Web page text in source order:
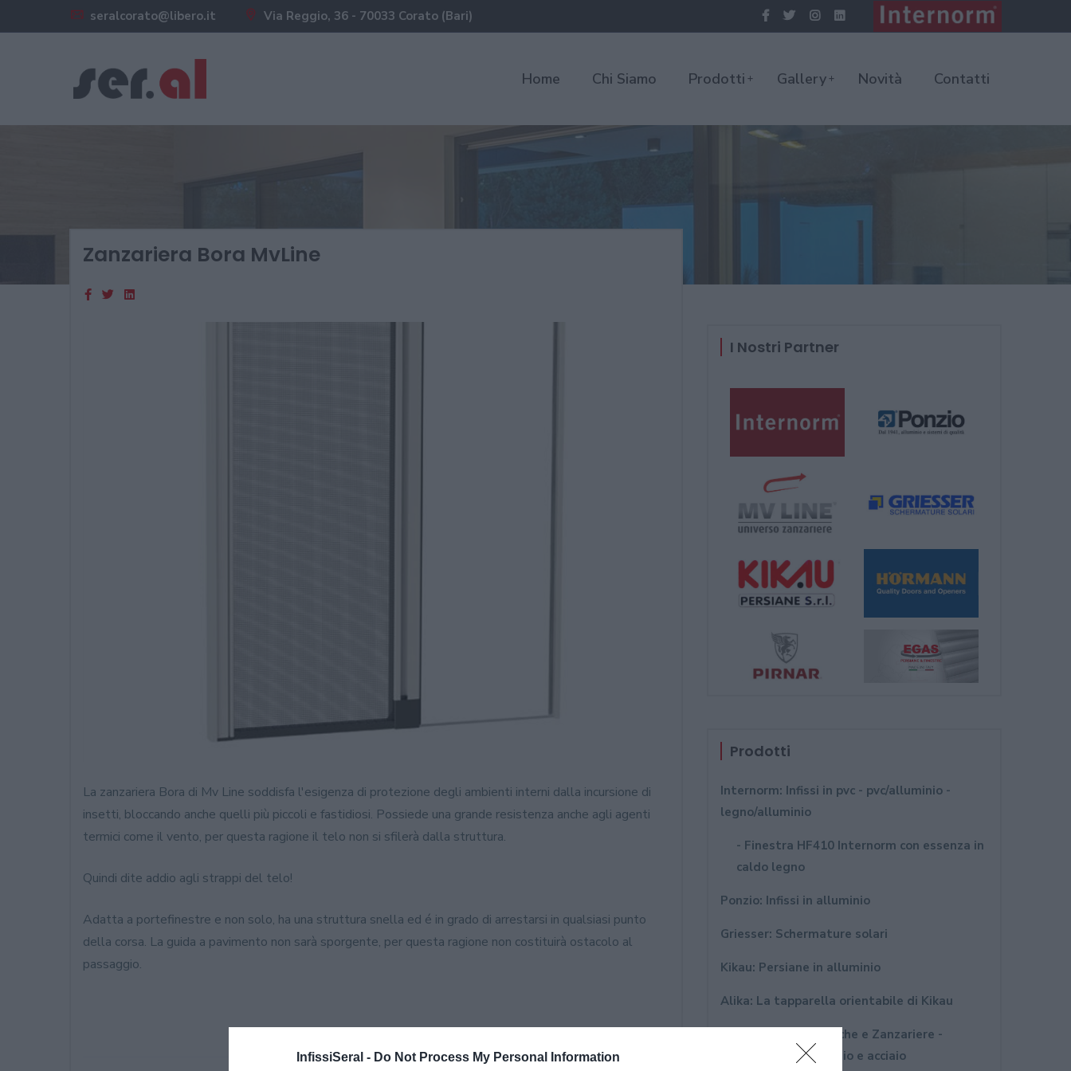
InfissiSeral - Do Not Process My Personal Information
seralcorato@libero.it Via Reggio, 36 - 70033 Corato (Bari)
Home Chi Siamo Prodotti Gallery Novità Contatti
Zanzariera Bora MvLine
La zanzariera Bora di Mv Line soddisfa l'esigenza di protezione degli ambienti interni dalla incursione di
insetti, bloccando anche quelli più piccoli e fastidiosi. Possiede una grande resistenza anche agli agenti
termici come il vento, per questa ragione il telo non si sfilerà dalla struttura.
Quindi dite addio agli strappi del telo!
Adatta a portefinestre e non solo, ha una struttura snella ed é in grado di arrestarsi in qualsiasi punto
della corsa. La guida a pavimento non sarà sporgente, per questa ragione non costituirà ostacolo al
passaggio.
I Nostri Partner
Prodotti
Internorm: Infissi in pvc - pvc/alluminio -
legno/alluminio
- Finestra HF410 Internorm con essenza in
caldo legno
Ponzio: Infissi in alluminio
Griesser: Schermature solari
Kikau: Persiane in alluminio
Alika: La tapparella orientabile di Kikau
MvLine: Tende tecniche e Zanzariere -
Avvolgibili in alluminio e acciaio